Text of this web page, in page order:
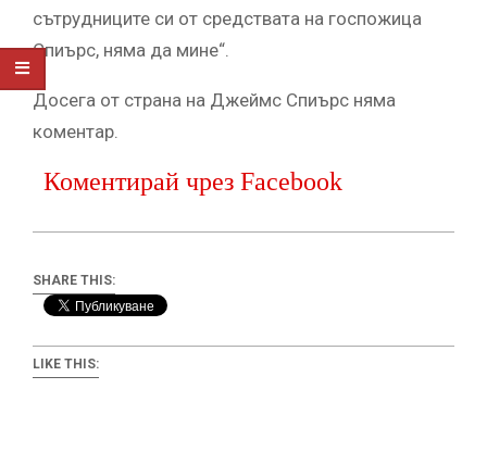
сътрудниците си от средствата на госпожица
Спиърс, няма да мине“.
Досега от страна на Джеймс Спиърс няма
коментар.
Коментирай чрез Facebook
SHARE THIS:
LIKE THIS: